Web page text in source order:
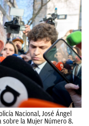
Nacional, José Ángel
sobre la Mujer Número 8.